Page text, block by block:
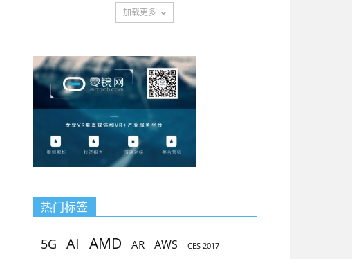
加载更多
热门标签
5G AI AMD AR AWS CES 2017